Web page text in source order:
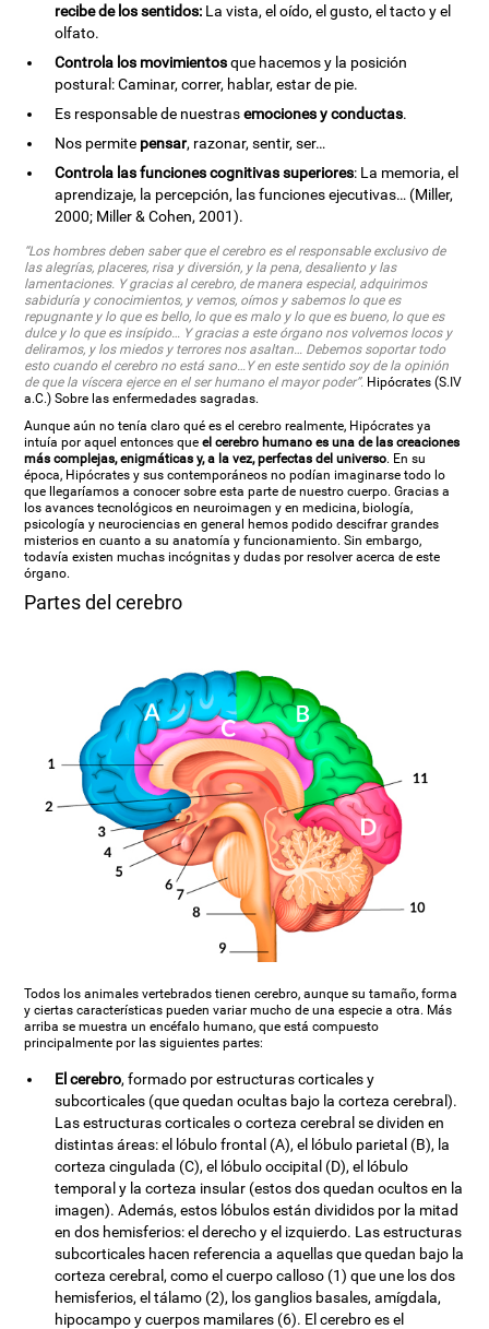
recibe de los sentidos: La vista, el oído, el gusto, el tacto y el
olfato.
Controla los movimientosque hacemos y la posición
postural: Caminar, correr, hablar, estar de pie.
Es responsable de nuestrasemociones y conductas.
Nos permite pensar, razonar, sentir, ser…
Controla las funciones cognitivas superiores: La memoria, el
aprendizaje, la percepción, las funciones ejecutivas… (Miller,
2000; Miller & Cohen, 2001).
“Los hombres deben saber que el cerebro es el responsable exclusivo de
las alegrías, placeres, risa y diversión, y la pena, desaliento y las
lamentaciones. Y gracias al cerebro, de manera especial, adquirimos
sabiduría y conocimientos, y vemos, oímos y sabemos lo que es
repugnante y lo que es bello, lo que es malo y lo que es bueno, lo que es
dulce y lo que es insípido… Y gracias a este órgano nos volvemos locos y
deliramos, y los miedos y terrores nos asaltan… Debemos soportar todo
esto cuando el cerebro no está sano…Y en este sentido soy de la opinión
de que la víscera ejerce en el ser humano el mayor poder”. Hipócrates (S.IV
a.C.) Sobre las enfermedades sagradas.
Aunque aún no tenía claro qué es el cerebro realmente, Hipócrates ya
intuía por aquel entonces queel cerebro humano es una de las creaciones
más complejas, enigmáticas y, a la vez, perfectas del universo. En su
época, Hipócrates y sus contemporáneos no podían imaginarse todo lo
que llegaríamos a conocer sobre esta parte de nuestro cuerpo. Gracias a
los avances tecnológicos en neuroimagen y en medicina, biología,
psicología y neurociencias en general hemos podido descifrar grandes
misterios en cuanto a su anatomía y funcionamiento. Sin embargo,
todavía existen muchas incógnitas y dudas por resolver acerca de este
órgano.
Partes del cerebro
Todos los animales vertebrados tienen cerebro, aunque su tamaño, forma
y ciertas características pueden variar mucho de una especie a otra. Más
arriba se muestra un encéfalo humano, que está compuesto
principalmente por las siguientes partes:
El cerebro, formado por estructuras corticales y
subcorticales (que quedan ocultas bajo la corteza cerebral).
Las estructuras corticales o corteza cerebral se dividen en
distintas áreas: el lóbulo frontal (A), el lóbulo parietal (B), la
corteza cingulada (C), el lóbulo occipital (D), el lóbulo
temporal y la corteza insular (estos dos quedan ocultos en la
imagen). Además, estos lóbulos están divididos por la mitad
en dos hemisferios: el derecho y el izquierdo. Las estructuras
subcorticales hacen referencia a aquellas que quedan bajo la
corteza cerebral, como el cuerpo calloso (1) que une los dos
hemisferios, el tálamo (2), los ganglios basales, amígdala,
hipocampo y cuerpos mamilares (6). El cerebro es el